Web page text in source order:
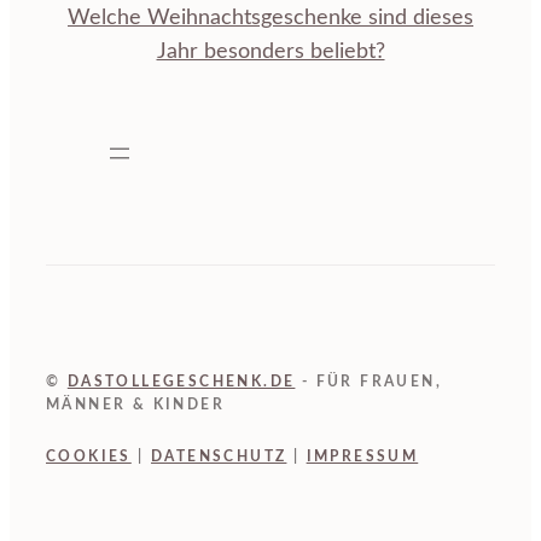
Welche Weihnachtsgeschenke sind dieses
Jahr besonders beliebt?
© DASTOLLEGESCHENK.DE
- FÜR FRAUEN,
MÄNNER & KINDER
COOKIES DATENSCHUTZ IMPRESSUM